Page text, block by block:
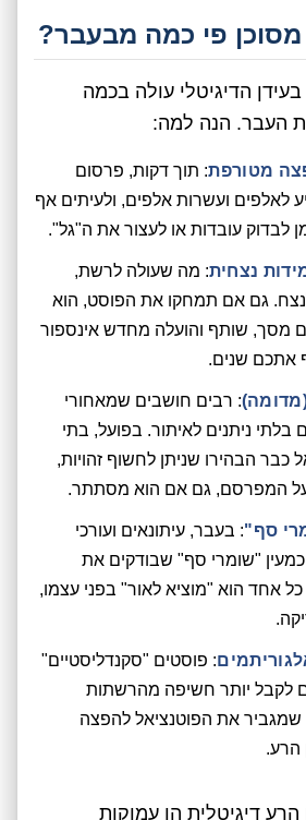
פי כמה מבעבר?
הדיגיטלי עולה בכמה
העבר. הנה למה:
מטורפת: תוך דקות, פרסום
לאלפים ועשרות אלפים, ולעיתים אף
לבדוק עובדות או לעצור את ה"גל".
נצחית: מה שעולה לרשת,
גם אם תמחקו את הפוסט, הוא
מסך, שותף והועלה מחדש אינספור
אתכם שנים.
(מדומה): רבים חושבים שמאחורי
בלתי ניתנים לאיתור. בפועל, בתי
הבהירו שניתן לחשוף זהויות,
על המפרסם, גם אם הוא מסתתר.
סף": בעבר, עיתונאים ועורכי
כמעין "שומרי סף" שבודקים את
כל אחד הוא "מוציא לאור" בפני עצמו,
: פוסטים "סקנדליסטיים"
לקבל יותר חשיפה מהרשתות
את הפוטנציאל להפצה
הרע.
דיגיטלית הן עמוקות